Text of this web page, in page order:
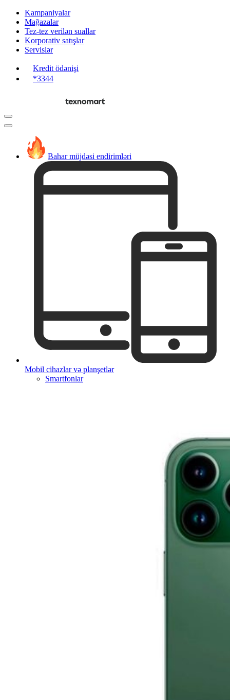
Kampaniyalar
Mağazalar
Tez-tez verilən suallar
Korporativ satışlar
Servislər
Kredit ödənişi
*3344
Bahar müjdəsi endirimləri
Mobil cihazlar və planşetlər
Smartfonlar